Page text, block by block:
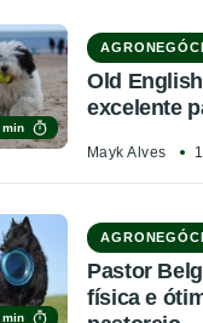
min
Old
excelente
Mayk Alves
min
Pastor
física e